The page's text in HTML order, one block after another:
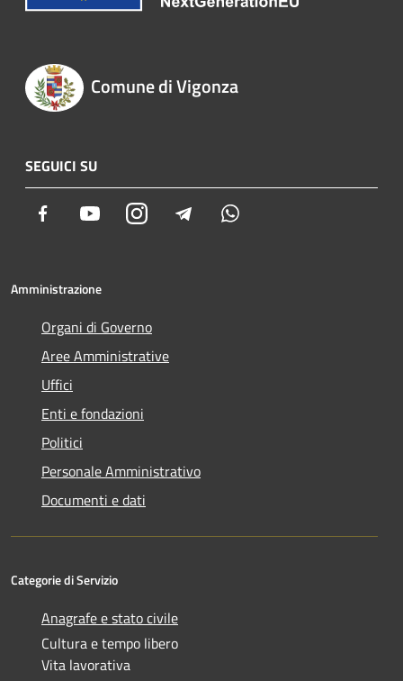
Comune di Vigonza
SEGUICI SU
Facebook YoutubeInstagram Telegram
Amministrazione
Organi di Governo
Aree Amministrative
Uffici
Enti e fondazioni
Politici
Personale Amministrativo
Documenti e dati
Categorie di Servizio
Anagrafe e stato civile
Cultura e tempo libero
Vita lavorativa